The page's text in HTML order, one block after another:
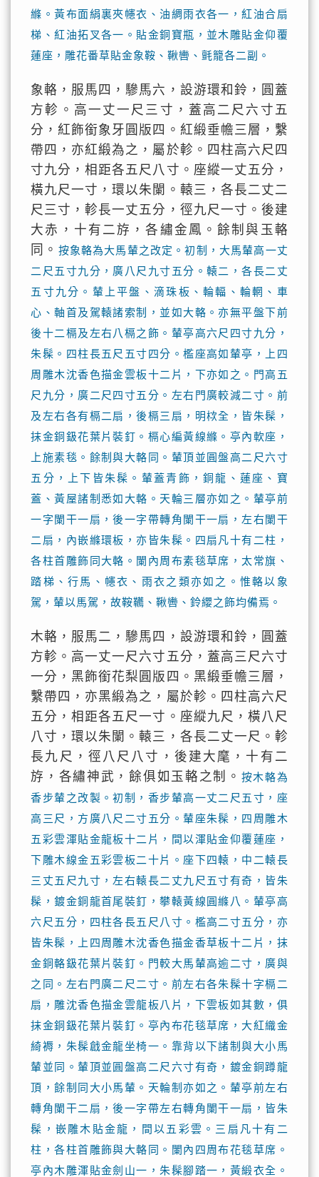
縧。黃布面絹裏夾幰衣、油綢雨衣各一，紅油合扇
梯、紅油拓叉各一。貼金銅寶瓶，並木雕貼金仰覆
蓮座，雕花番草貼金象鞍、鞦轡、氈籠各二副。
象輅，服馬四，驂馬六，設游環和鈴，圓蓋
方軫。高一丈一尺三寸，蓋高二尺六寸五
分，紅飾銜象牙圓版四。紅緞垂幨三層，繫
帶四，亦紅緞為之，屬於軫。四柱高六尺四
寸九分，相距各五尺八寸。座縱一丈五分，
橫九尺一寸，環以朱闌。轅三，各長二丈二
尺三寸，軫長一丈五分，徑九尺一寸。後建
大赤，十有二斿，各繡金鳳。餘制與玉輅
同。 按象輅為大馬輦之改定。初制，大馬輦高一丈
二尺五寸九分，廣八尺九寸五分。轅二，各長二丈
五寸九分。輦上平盤、滴珠板、輪輻、輪輞、車
心、軸首及駕轅諸索制，並如大輅。亦無平盤下前
後十二槅及左右八槅之飾。輦亭高六尺四寸九分，
朱髹。四柱長五尺五寸四分。檻座高如輦亭，上四
周雕木沈香色描金雲板十二片，下亦如之。門高五
尺九分，廣二尺四寸五分。左右門廣較減二寸。前
及左右各有槅二扇，後槅三扇，明栨全，皆朱髹，
抹金銅鈒花葉片裝釘。槅心編黃線縧。亭內軟座，
上施素毯。餘制與大輅同。輦頂並圓盤高二尺六寸
五分，上下皆朱髹。輦蓋青飾，銅龍、蓮座、寶
蓋、黃屋諸制悉如大輅。天輪三層亦如之。輦亭前
一字闌干一扇，後一字帶轉角闌干一扇，左右闌干
二扇，內嵌縧環板，亦皆朱髹。四扇凡十有二柱，
各柱首雕飾同大輅。闌內周布素毯草席，太常旗、
踏梯、行馬、幰衣、雨衣之類亦如之。惟輅以象
駕，輦以馬駕，故鞍韉、鞦轡、鈴纓之飾均備焉。
木輅，服馬二，驂馬四，設游環和鈴，圓蓋
方軫。高一丈一尺六寸五分，蓋高三尺六寸
一分，黑飾銜花梨圓版四。黑緞垂幨三層，
繫帶四，亦黑緞為之，屬於軫。四柱高六尺
五分，相距各五尺一寸。座縱九尺，橫八尺
八寸，環以朱闌。轅三，各長二丈一尺。軫
長九尺，徑八尺八寸，後建大麾，十有二
斿，各繡神武，餘俱如玉輅之制。 按木輅為
香步輦之改製。初制，香步輦高一丈二尺五寸，座
高三尺，方廣八尺二寸五分。輦座朱髹，四周雕木
五彩雲渾貼金龍板十二片，間以渾貼金仰覆蓮座，
下雕木線金五彩雲板二十片。座下四轅，中二轅長
三丈五尺九寸，左右轅長二丈九尺五寸有奇，皆朱
髹，鍍金銅龍首尾裝釘，攀轅黃線圓縧八。輦亭高
六尺五分，四柱各長五尺八寸。檻高二寸五分，亦
皆朱髹，上四周雕木沈香色描金香草板十二片，抹
金銅輅鈒花葉片裝釘。門較大馬輦高逾二寸，廣與
之同。左右門廣二尺二寸。前左右各朱髹十字槅二
扇，雕沈香色描金雲龍板八片，下雲板如其數，俱
抹金銅鈒花葉片裝釘。亭內布花毯草席，大紅織金
綺褥，朱髹戧金龍坐椅一。靠背以下諸制與大小馬
輦並同。輦頂並圓盤高二尺六寸有奇，鍍金銅蹲龍
頂，餘制同大小馬輦。天輪制亦如之。輦亭前左右
轉角闌干二扇，後一字帶左右轉角闌干一扇，皆朱
髹，嵌雕木貼金龍，間以五彩雲。三扇凡十有二
柱，各柱首雕飾與大輅同。闌內四周布花毯草席。
亭內木雕渾貼金劍山一，朱髹腳踏一，黃緞衣全。